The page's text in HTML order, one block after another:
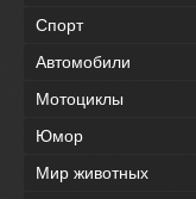
Спорт
Автомобили
Мотоциклы
Юмор
Мир животных